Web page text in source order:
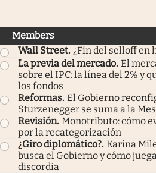
Members
Wall Street. ¿Fin del selloff en
La previa del mercado. El
sobre el IPC: la línea del 2% y
los fondos
Reformas. El Gobierno
Sturzenegger se suma a la
Revisión. Monotributo: cómo
por la recategorización
¿Giro diplomático?. Karina
busca el Gobierno y cómo
discordia